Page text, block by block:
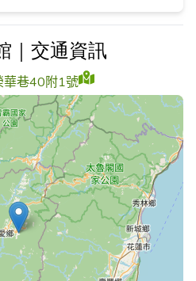
｜交通資訊
華巷40附1號